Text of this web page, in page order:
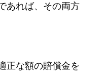
あれば、その両方
正な額の賠償金を